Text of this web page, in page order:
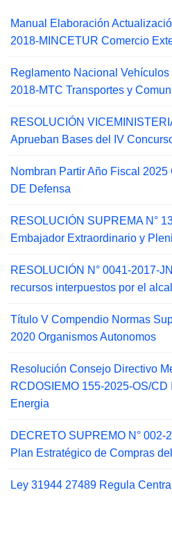
Manual Elaboración
2018-MINCETUR Comercio
Reglamento Nacional
2018-MTC Transportes y
RESOLUCIÓN
Aprueban Bases del IV
Nombran Partir Año Fiscal
DE Defensa
RESOLUCIÓN SUPREMA N°
Embajador Extraordinario y
RESOLUCIÓN N° 0041-2017-
recursos interpuestos por el
Título V Compendio Normas
2020 Organismos Autonomos
Resolución Consejo Directivo
RCDOSIEMO 155-2025-OS/CD
Energia
DECRETO SUPREMO N° 002-
Plan Estratégico de Compras
Ley 31944 27489 Regula